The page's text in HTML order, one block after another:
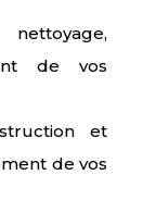
de vos
et
de vos